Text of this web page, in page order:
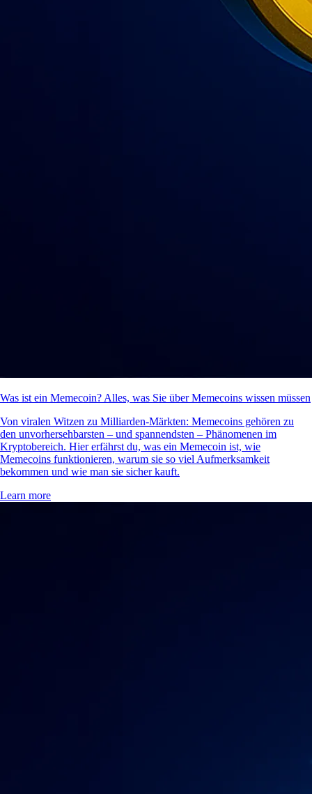
Was ist ein Memecoin? Alles, was Sie über Memecoins wissen müssen
Von viralen Witzen zu Milliarden-Märkten: Memecoins gehören zu
den unvorhersehbarsten – und spannendsten – Phänomenen im
Kryptobereich. Hier erfährst du, was ein Memecoin ist, wie
Memecoins funktionieren, warum sie so viel Aufmerksamkeit
bekommen und wie man sie sicher kauft.
Learn more